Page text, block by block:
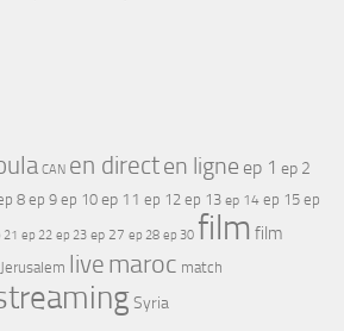
CAN en directen ligne ep 1 ep 2
8 ep 9 ep 10 ep 11 ep 12 ep 13 ep 14 ep 15 ep
21 ep 22 ep 23 ep 27 ep 28 ep 30 film film
Jerusalem live maroc match
Syria